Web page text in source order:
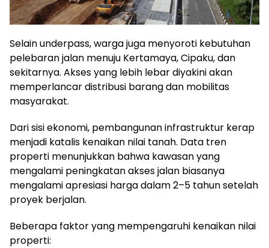
Selain underpass, warga juga menyoroti kebutuhan
pelebaran jalan menuju Kertamaya, Cipaku, dan
sekitarnya. Akses yang lebih lebar diyakini akan
memperlancar distribusi barang dan mobilitas
masyarakat.
Dari sisi ekonomi, pembangunan infrastruktur kerap
menjadi katalis kenaikan nilai tanah. Data tren
properti menunjukkan bahwa kawasan yang
mengalami peningkatan akses jalan biasanya
mengalami apresiasi harga dalam 2–5 tahun setelah
proyek berjalan.
Beberapa faktor yang mempengaruhi kenaikan nilai
properti: